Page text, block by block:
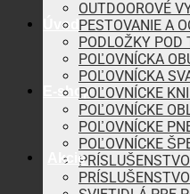
Úvod
E-shop
Akcie
OUTDOOROVÉ
PESTOVANIE A
PODLOŽKY POD
POĽOVNÍCKA
POĽOVNÍCKA
POĽOVNÍCKE
POĽOVNÍCKE
POĽOVNÍCKE
POĽOVNÍCKE